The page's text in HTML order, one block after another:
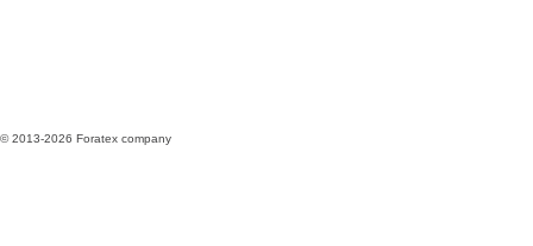
© 2013-2026 Foratex company